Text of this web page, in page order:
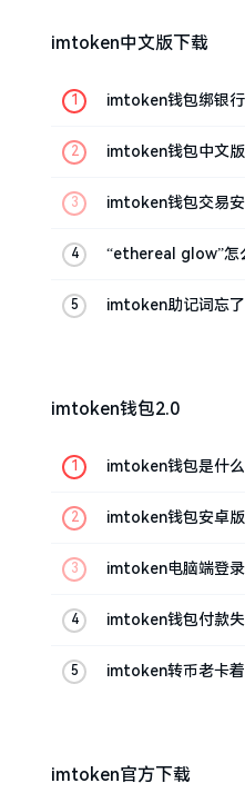
imtoken中文版下载
imtoken钱包绑银
imtoken钱包中文
imtoken钱包交易
“ethereal glow”怎
imtoken助记词忘
imtoken钱包2.0
imtoken钱包是什
imtoken钱包安卓
imtoken电脑端登
imtoken钱包付款
imtoken转币老卡
imtoken官方下载